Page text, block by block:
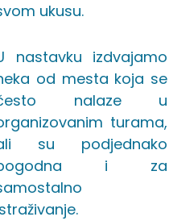
ukusu.
nastavku izdvajamo
od mesta koja se
nalaze u
turama,
su podjednako
i za